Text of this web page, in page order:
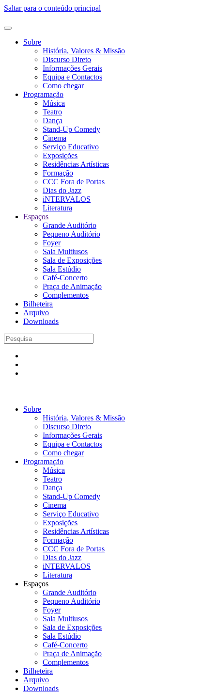
Saltar para o conteúdo principal
Sobre
História, Valores & Missão
Discurso Direto
Informações Gerais
Equipa e Contactos
Como chegar
Programação
Música
Teatro
Dança
Stand-Up Comedy
Cinema
Serviço Educativo
Exposições
Residências Artísticas
Formação
CCC Fora de Portas
Dias do Jazz
iNTERVALOS
Literatura
Espaços
Grande Auditório
Pequeno Auditório
Foyer
Sala Multiusos
Sala de Exposições
Sala Estúdio
Café-Concerto
Praça de Animação
Complementos
Bilheteira
Arquivo
Downloads
Sobre
História, Valores & Missão
Discurso Direto
Informações Gerais
Equipa e Contactos
Como chegar
Programação
Música
Teatro
Dança
Stand-Up Comedy
Cinema
Serviço Educativo
Exposições
Residências Artísticas
Formação
CCC Fora de Portas
Dias do Jazz
iNTERVALOS
Literatura
Espaços
Grande Auditório
Pequeno Auditório
Foyer
Sala Multiusos
Sala de Exposições
Sala Estúdio
Café-Concerto
Praça de Animação
Complementos
Bilheteira
Arquivo
Downloads